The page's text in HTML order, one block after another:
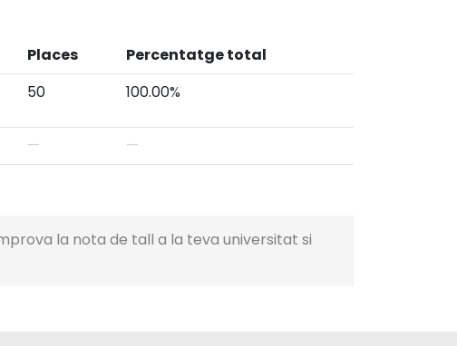
Places
Percentatge total
50 100.00%
— —
la nota de tall a la teva universitat si